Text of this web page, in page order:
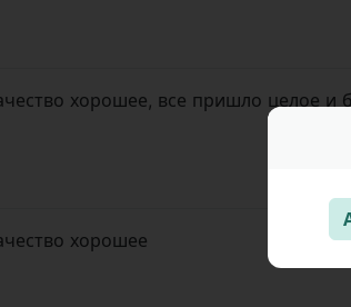
хорошее, все пришло целое и
хорошее